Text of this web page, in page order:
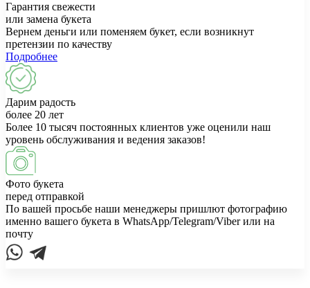
Гарантия свежести
или замена букета
Вернем деньги или поменяем букет, если возникнут
претензии по качеству
Подробнее
Дарим радость
более 20 лет
Более 10 тысяч постоянных клиентов уже оценили наш
уровень обслуживания и ведения заказов!
Фото букета
перед отправкой
По вашей просьбе наши менеджеры пришлют фотографию
именно вашего букета в WhatsApp/Telegram/Viber или на
почту